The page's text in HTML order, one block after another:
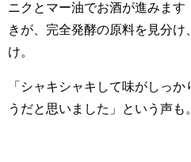
ニクとマー油でお酒が進みます
きが、完全発酵の原料を見分け、
け。
「シャキシャキして味がしっか
うだと思いました」という声も。